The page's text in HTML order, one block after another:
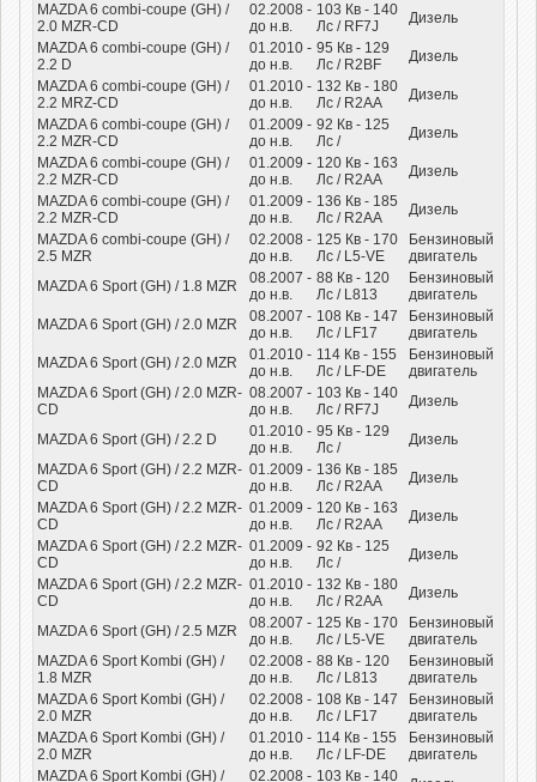
MAZDA 6 combi-coupe (GH) /
2.0 MZR-CD
02.2008 -
до н.в.
103 Кв - 140
Лс / RF7J
Дизель
MAZDA 6 combi-coupe (GH) /
2.2 D
01.2010 -
до н.в.
95 Кв - 129
Лс / R2BF
Дизель
MAZDA 6 combi-coupe (GH) /
2.2 MRZ-CD
01.2010 -
до н.в.
132 Кв - 180
Лс / R2AA
Дизель
MAZDA 6 combi-coupe (GH) /
2.2 MZR-CD
01.2009 -
до н.в.
92 Кв - 125
Лс /
Дизель
MAZDA 6 combi-coupe (GH) /
2.2 MZR-CD
01.2009 -
до н.в.
120 Кв - 163
Лс / R2AA
Дизель
MAZDA 6 combi-coupe (GH) /
2.2 MZR-CD
01.2009 -
до н.в.
136 Кв - 185
Лс / R2AA
Дизель
MAZDA 6 combi-coupe (GH) /
2.5 MZR
02.2008 -
до н.в.
125 Кв - 170
Лс / L5-VE
Бензиновый
двигатель
MAZDA 6 Sport (GH) / 1.8 MZR
08.2007 -
до н.в.
88 Кв - 120
Лс / L813
Бензиновый
двигатель
MAZDA 6 Sport (GH) / 2.0 MZR
08.2007 -
до н.в.
108 Кв - 147
Лс / LF17
Бензиновый
двигатель
MAZDA 6 Sport (GH) / 2.0 MZR
01.2010 -
до н.в.
114 Кв - 155
Лс / LF-DE
Бензиновый
двигатель
MAZDA 6 Sport (GH) / 2.0 MZR-
CD
08.2007 -
до н.в.
103 Кв - 140
Лс / RF7J Дизель
MAZDA 6 Sport (GH) / 2.2 D
01.2010 -
до н.в.
95 Кв - 129
Лс /
Дизель
MAZDA 6 Sport (GH) / 2.2 MZR-
CD
01.2009 -
до н.в.
136 Кв - 185
Лс / R2AA
Дизель
MAZDA 6 Sport (GH) / 2.2 MZR-
CD
01.2009 -
до н.в.
120 Кв - 163
Лс / R2AA
Дизель
MAZDA 6 Sport (GH) / 2.2 MZR-
CD
01.2009 -
до н.в.
92 Кв - 125
Лс /
Дизель
MAZDA 6 Sport (GH) / 2.2 MZR-
CD
01.2010 -
до н.в.
132 Кв - 180
Лс / R2AA Дизель
MAZDA 6 Sport (GH) / 2.5 MZR
08.2007 -
до н.в.
125 Кв - 170
Лс / L5-VE
Бензиновый
двигатель
MAZDA 6 Sport Kombi (GH) /
1.8 MZR
02.2008 -
до н.в.
88 Кв - 120
Лс / L813
Бензиновый
двигатель
MAZDA 6 Sport Kombi (GH) /
2.0 MZR
02.2008 -
до н.в.
108 Кв - 147
Лс / LF17
Бензиновый
двигатель
MAZDA 6 Sport Kombi (GH) /
2.0 MZR
01.2010 -
до н.в.
114 Кв - 155
Лс / LF-DE
Бензиновый
двигатель
MAZDA 6 Sport Kombi (GH) /
02.2008 - 103 Кв - 140